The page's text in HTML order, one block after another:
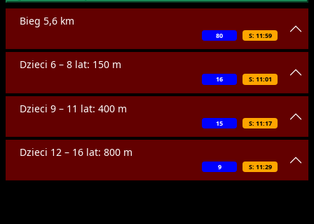
Bieg 5,6 km
S: 11:59
80
Dzieci 6 – 8 lat: 150 m
S: 11:01
16
Dzieci 9 – 11 lat: 400 m
S: 11:17
15
Dzieci 12 – 16 lat: 800 m
S: 11:29
9